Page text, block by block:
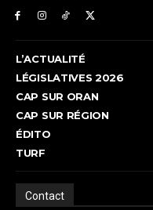
L’ACTUALITÉ
LÉGISLATIVES 2026
CAP SUR ORAN
CAP SUR RÉGION
ÉDITO
TURF
Contact